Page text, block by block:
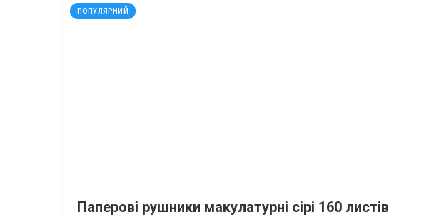
ПОПУЛЯРНИЙ
код: 20044
Паперові рушники макулатурні сірі 160 листів